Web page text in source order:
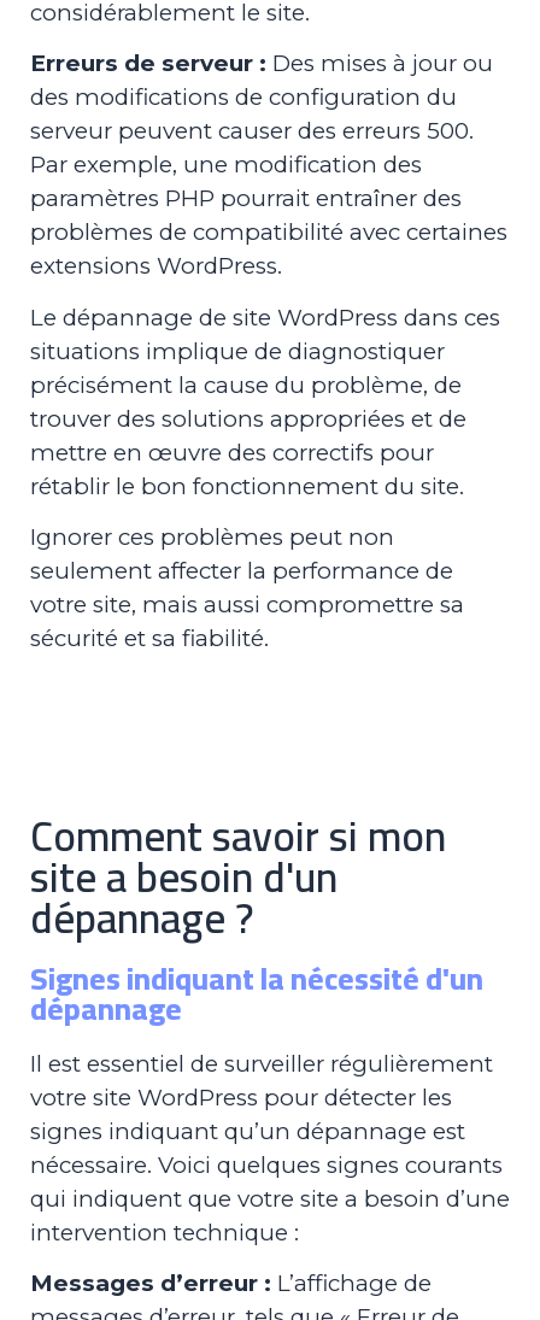
considérablement le site.
Erreurs de serveur : Des mises à jour ou
des modifications de configuration du
serveur peuvent causer des erreurs 500.
Par exemple, une modification des
paramètres PHP pourrait entraîner des
problèmes de compatibilité avec certaines
extensions WordPress.
Le dépannage de site WordPress dans ces
situations implique de diagnostiquer
précisément la cause du problème, de
trouver des solutions appropriées et de
mettre en œuvre des correctifs pour
rétablir le bon fonctionnement du site.
Ignorer ces problèmes peut non
seulement affecter la performance de
votre site, mais aussi compromettre sa
sécurité et sa fiabilité.
Comment savoir si mon
site a besoin d'un
dépannage ?
Signes indiquant la nécessité d'un
dépannage
Il est essentiel de surveiller régulièrement
votre site WordPress pour détecter les
signes indiquant qu’un dépannage est
nécessaire. Voici quelques signes courants
qui indiquent que votre site a besoin d’une
intervention technique :
Messages d’erreur : L’affichage de